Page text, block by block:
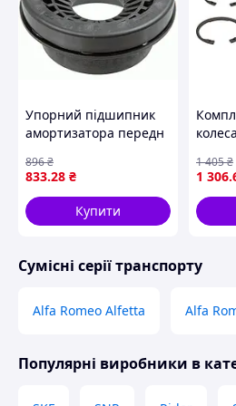
Упорний підшипник
амортизатора передн
(638/2), VITO (W638)
2.0-2.8 02.96-07.03
LEMFOERDER 31411 01
833.28 ₴
896₴
Купити
FORD
I,
1.2-
713
1 306
1 405₴
Сумісні серії транспорту
Alfa Romeo Alfetta Alfa
Популярні виробники в